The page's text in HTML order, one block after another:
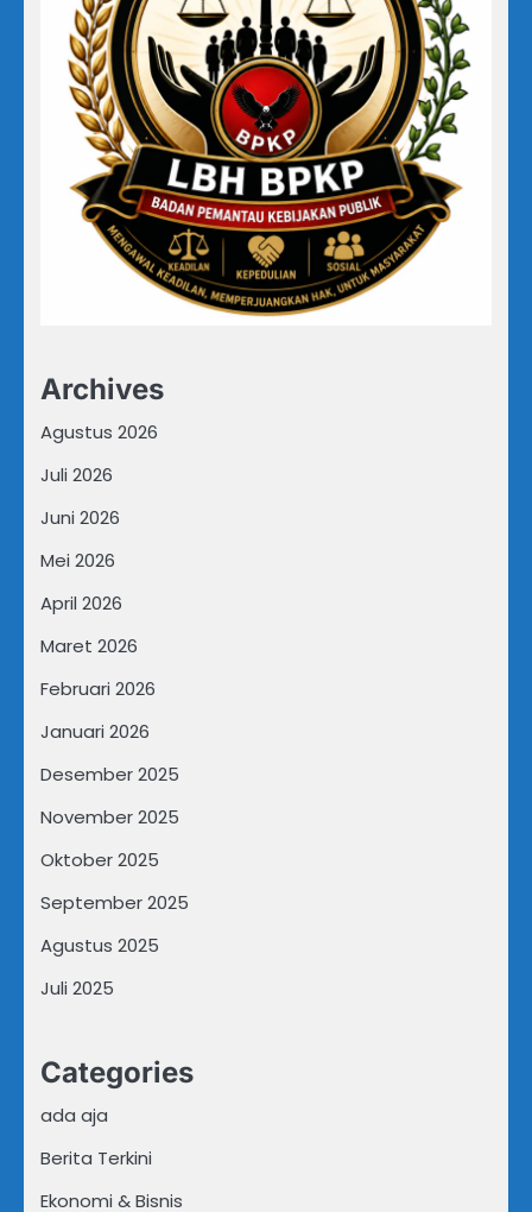
Archives
Agustus 2026
Juli 2026
Juni 2026
Mei 2026
April 2026
Maret 2026
Februari 2026
Januari 2026
Desember 2025
November 2025
Oktober 2025
September 2025
Agustus 2025
Juli 2025
Categories
ada aja
Berita Terkini
Ekonomi & Bisnis